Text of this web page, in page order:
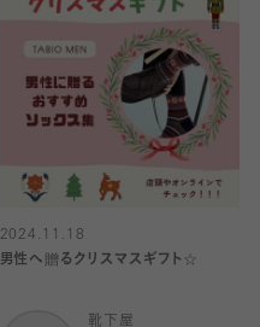
2024.11.18
男性へ贈るクリスマスギフト☆
靴下屋